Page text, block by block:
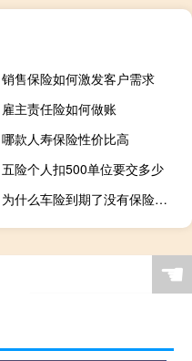
销售保险如何激发客户需求
雇主责任险如何做账
哪款人寿保险性价比高
五险个人扣500单位要交多少
为什么车险到期了没有保险公司给我打电话
☚